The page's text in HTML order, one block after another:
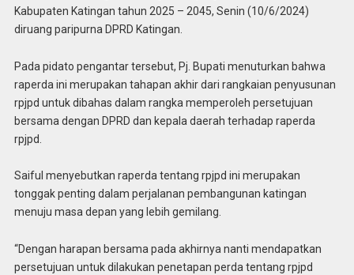
Kabupaten Katingan tahun 2025 – 2045, Senin (10/6/2024)
diruang paripurna DPRD Katingan.
Pada pidato pengantar tersebut, Pj. Bupati menuturkan bahwa
raperda ini merupakan tahapan akhir dari rangkaian penyusunan
rpjpd untuk dibahas dalam rangka memperoleh persetujuan
bersama dengan DPRD dan kepala daerah terhadap raperda
rpjpd.
Saiful menyebutkan raperda tentang rpjpd ini merupakan
tonggak penting dalam perjalanan pembangunan katingan
menuju masa depan yang lebih gemilang.
“Dengan harapan bersama pada akhirnya nanti mendapatkan
persetujuan untuk dilakukan penetapan perda tentang rpjpd